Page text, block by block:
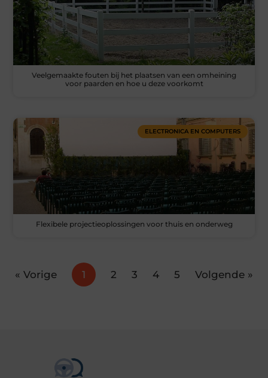
Veelgemaakte fouten bij het plaatsen van een omheining
voor paarden en hoe u deze voorkomt
ELECTRONICA EN COMPUTERS
Flexibele projectieoplossingen voor thuis en onderweg
« Vorige 1 2 3 4 5 Volgende »